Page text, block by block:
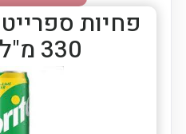
פחיות
330 מ"ל 24 יח'